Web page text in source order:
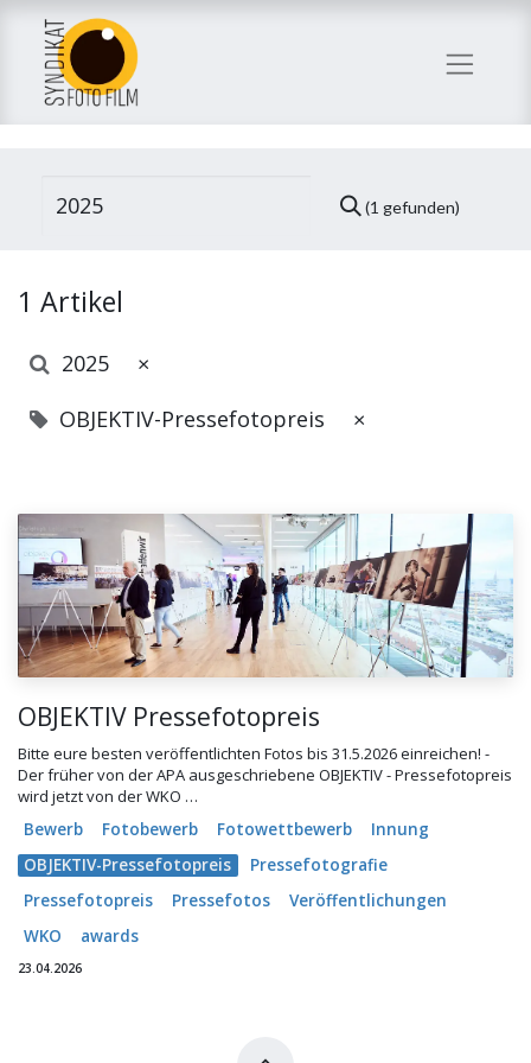
(1 gefunden)
1 Artikel
2025 ×
OBJEKTIV-Pressefotopreis ×
OBJEKTIV Pressefotopreis
Bitte eure besten veröffentlichten Fotos bis 31.5.2026 einreichen! -
Der früher von der APA ausgeschriebene OBJEKTIV - Pressefotopreis
wird jetzt von der WKO …
Bewerb
Fotobewerb Fotowettbewerb
Innung
OBJEKTIV-Pressefotopreis
Pressefotografie
Pressefotopreis
Pressefotos
Veröffentlichungen
WKO
awards
23.04.2026